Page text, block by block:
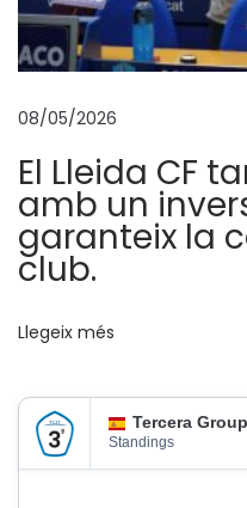
e
s
.
R
ú
F
s
08/05/2026
El Lleida CF
amb un
garanteix la
club.
Llegeix més
Tercera
Standings